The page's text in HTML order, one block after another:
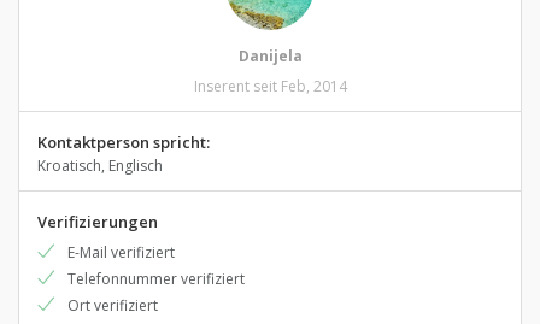
Danijela
Inserent seit Feb, 2014
Kontaktperson spricht:
Kroatisch, Englisch
Verifizierungen
E-Mail verifiziert
Telefonnummer verifiziert
Ort verifiziert